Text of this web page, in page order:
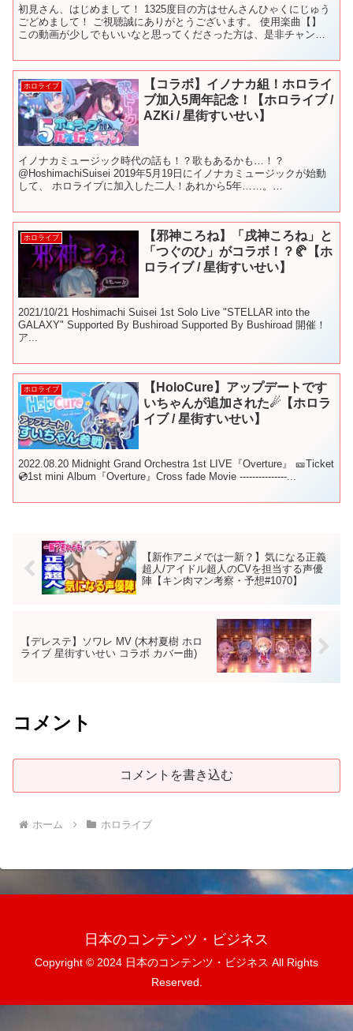
初見さん、はじめまして！ 1325度目の方はせんさんひゃくにじゅう
ごどめまして！ ご視聴誠にありがとうございます。 使用楽曲【】
この動画が少しでもいいなと思ってくださった方は、是非チャンネ
ホロライブ
【コラボ】イノナカ組！ホロライ
ブ加入5周年記念！【ホロライブ /
AZKi / 星街すいせい】
イノナカミュージック時代の話も！？歌もあるかも…！？
@HoshimachiSuisei 2019年5月19日にイノナカミュージックが始動
して、 ホロライブに加入した二人！あれから5年……。
ホロライブ
【邪神ころね】「戌神ころね」と
「つぐのひ」がコラボ！？🥐【ホ
ロライブ / 星街すいせい】
2021/10/21 Hoshimachi Suisei 1st Solo Live "STELLAR into the
GALAXY" Supported By Bushiroad Supported By Bushiroad 開催！
ア...
ホロライブ
【HoloCure】アップデートです
いちゃんが追加された☄【ホロラ
イブ / 星街すいせい】
2022.08.20 Midnight Grand Orchestra 1st LIVE『Overture』 🎫Ticket
💿1st mini Album『Overture』Cross fade Movie ---------------...
【新作アニメでは一新？】気になる正義
超人/アイドル超人のCVを担当する声優
陣【キン肉マン考察・予想#1070】
【デレステ】ソワレ MV (木村夏樹 ホロ
ライブ 星街すいせい コラボ カバー曲)
コメント
コメントを書き込む
ホーム ホロライブ
日本のコンテンツ・ビジネス
Copyright © 2024 日本のコンテンツ・ビジネス All Rights
Reserved.